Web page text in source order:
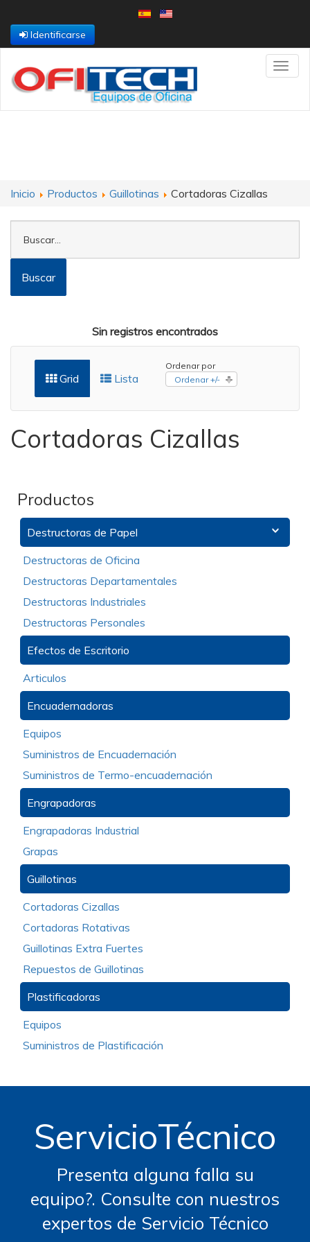
Identificarse
Inicio Productos Guillotinas Cortadoras Cizallas
Sin registros encontrados
Grid Lista
Ordenar por
Ordenar +/-
Cortadoras Cizallas
Productos
Destructoras de Papel
Destructoras de Oficina
Destructoras Departamentales
Destructoras Industriales
Destructoras Personales
Efectos de Escritorio
Articulos
Encuadernadoras
Equipos
Suministros de Encuadernación
Suministros de Termo-encuadernación
Engrapadoras
Engrapadoras Industrial
Grapas
Guillotinas
Cortadoras Cizallas
Cortadoras Rotativas
Guillotinas Extra Fuertes
Repuestos de Guillotinas
Plastificadoras
Equipos
Suministros de Plastificación
ServicioTécnico
Presenta alguna falla su
equipo?. Consulte con nuestros
expertos de Servicio Técnico